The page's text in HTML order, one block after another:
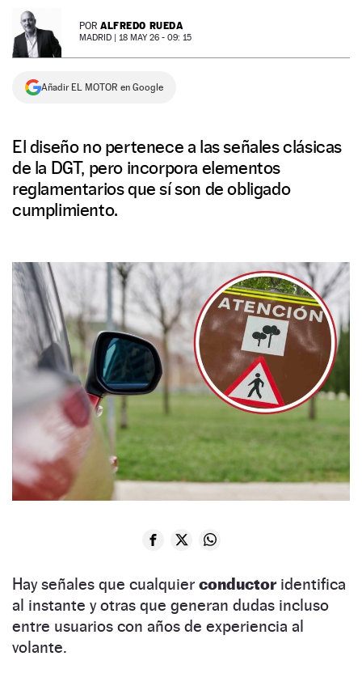
NEWSLETTER POR ALFREDO RUEDA
MADRID | 18 MAY 26 - 09: 15
Añadir EL MOTOR en Google
El diseño no pertenece a las señales clásicas
de la DGT, pero incorpora elementos
reglamentarios que sí son de obligado
cumplimiento.
Hay señales que cualquier conductoridentifica
al instante y otras que generan dudas incluso
entre usuarios con años de experiencia al
volante.